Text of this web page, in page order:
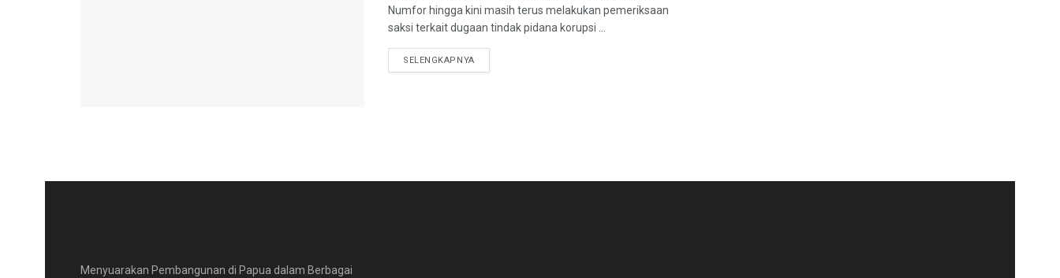
Numfor hingga kini masih terus melakukan pemeriksaan
saksi terkait dugaan tindak pidana korupsi ...
SELENGKAPNYADETAILS
Menyuarakan Pembangunan di Papua dalam Berbagai